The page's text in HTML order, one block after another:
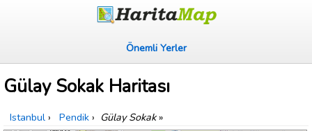
Önemli Yerler
Gülay Sokak Haritası
Istanbul › Pendik › Gülay Sokak»